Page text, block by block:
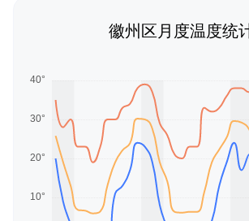
徽州区月度温度统